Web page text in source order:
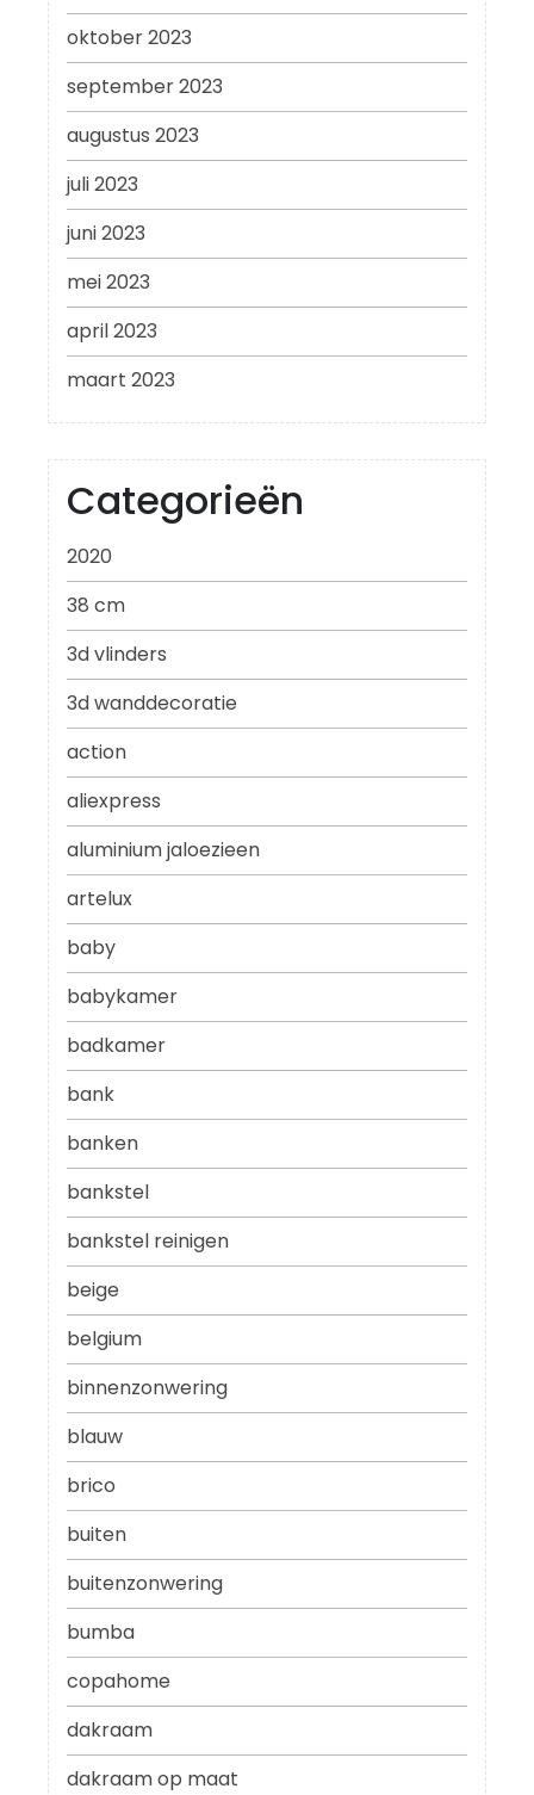
oktober 2023
september 2023
augustus 2023
juli 2023
juni 2023
mei 2023
april 2023
maart 2023
Categorieën
2020
38 cm
3d vlinders
3d wanddecoratie
action
aliexpress
aluminium jaloezieen
artelux
baby
babykamer
badkamer
bank
banken
bankstel
bankstel reinigen
beige
belgium
binnenzonwering
blauw
brico
buiten
buitenzonwering
bumba
copahome
dakraam
dakraam op maat